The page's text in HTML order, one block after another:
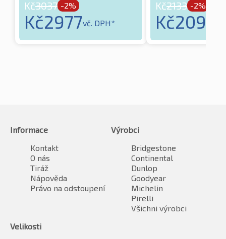
Kč3037 -2%
Kč2977vč. DPH*
Kč2133 -2%
Kč2091
Informace
Kontakt
O nás
Tiráž
Nápověda
Právo na odstoupení
Výrobci
Bridgestone
Continental
Dunlop
Goodyear
Michelin
Pirelli
Všichni výrobci
Velikosti